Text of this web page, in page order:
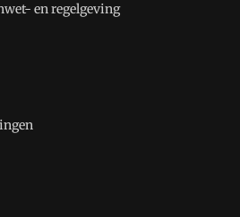
en regelgeving